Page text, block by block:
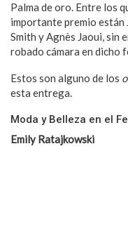
Palma de oro. Entre los
importante premio están
Smith y Agnès Jaoui, sin
robado cámara en dicho
Estos son alguno de los
esta entrega.
Moda y Belleza en el
Emily Ratajkowski